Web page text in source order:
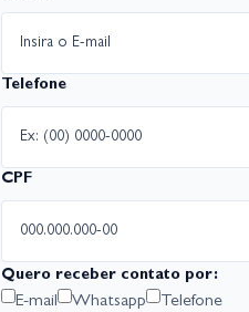
Telefone
CPF
Quero receber contato por:
E-mail Whatsapp
Telefone